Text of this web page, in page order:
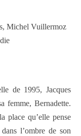
Michel Vuillermoz
de 1995, Jacques
femme, Bernadette.
place qu’elle pense
l’ombre de son